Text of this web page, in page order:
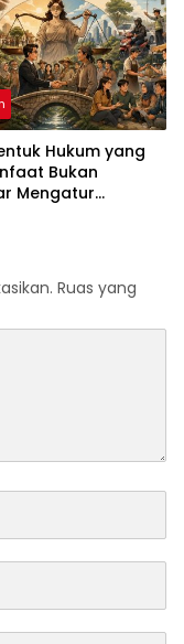
Hukum yang
Bukan
Mengatur
Ruas yang